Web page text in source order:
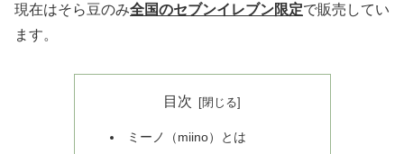
現在はそら豆のみ全国のセブンイレブン限定で販売してい
ます。
目次
ミーノ（miino）とは